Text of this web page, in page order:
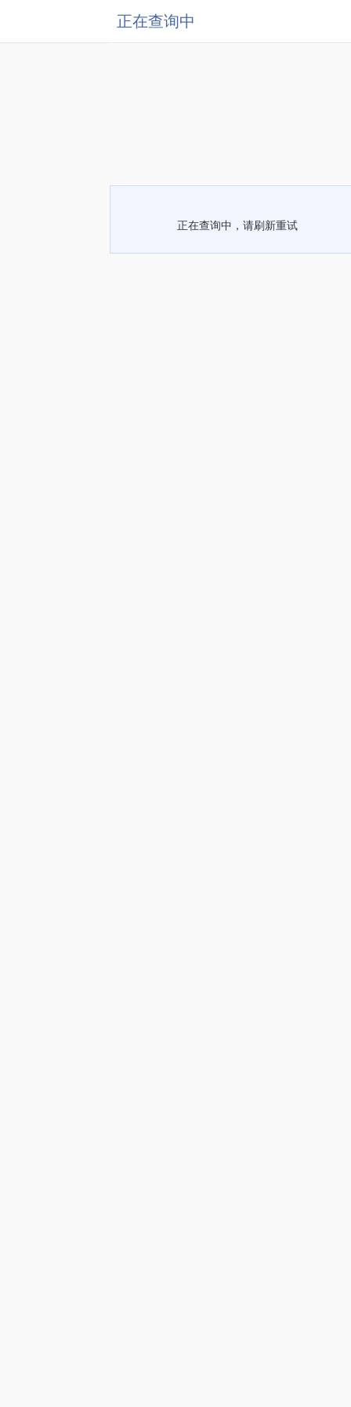
正在查询中
正在查询中，请刷新重试